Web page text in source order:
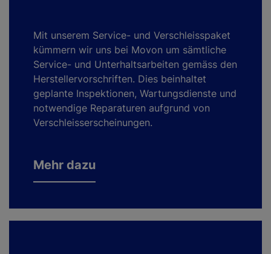
Mit unserem Service- und Verschleisspaket
kümmern wir uns bei Movon um sämtliche
Service- und Unterhaltsarbeiten gemäss den
Herstellervorschriften. Dies beinhaltet
geplante Inspektionen, Wartungsdienste und
notwendige Reparaturen aufgrund von
Verschleisserscheinungen.
Mehr dazu